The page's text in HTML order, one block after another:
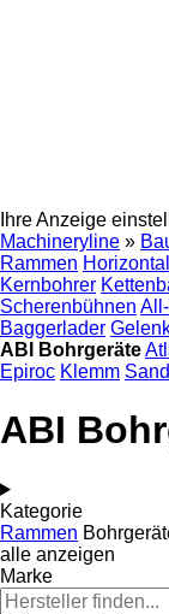
Ihre Anzeige
Machineryline »
Rammen
Kernbohrer
Scherenbühnen
Baggerlader
ABI Bohrgeräte
Epiroc Klemm
ABI
Kategorie
Rammen
alle anzeigen
Marke